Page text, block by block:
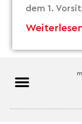
dem 1.